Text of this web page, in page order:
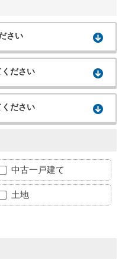
さい
ださい
ださい
中古一戸建て
土地